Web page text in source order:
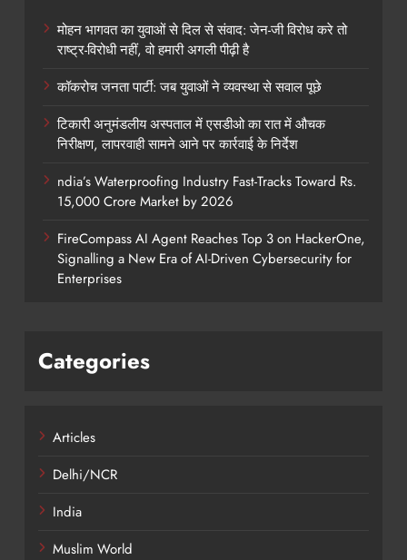
मोहन भागवत का युवाओं से दिल से संवाद: जेन-जी विरोध करे तो
राष्ट्र-विरोधी नहीं, वो हमारी अगली पीढ़ी है
कॉकरोच जनता पार्टी: जब युवाओं ने व्यवस्था से सवाल पूछे
टिकारी अनुमंडलीय अस्पताल में एसडीओ का रात में औचक
निरीक्षण, लापरवाही सामने आने पर कार्रवाई के निर्देश
ndia’s Waterproofing Industry Fast-Tracks Toward Rs.
15,000 Crore Market by 2026
FireCompass AI Agent Reaches Top 3 on HackerOne,
Signalling a New Era of AI-Driven Cybersecurity for
Enterprises
Categories
Articles
Delhi/NCR
India
Muslim World